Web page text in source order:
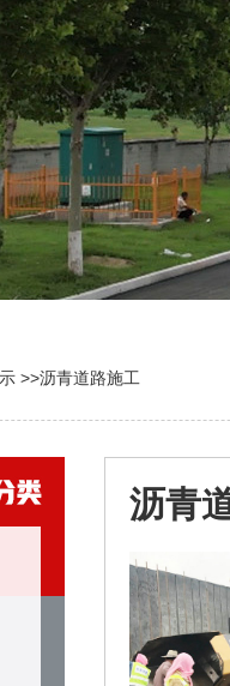
>>沥青道路施工
沥青